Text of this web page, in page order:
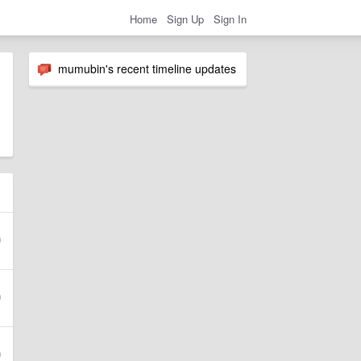
Home Sign Up Sign In
mumubin's recent timeline updates